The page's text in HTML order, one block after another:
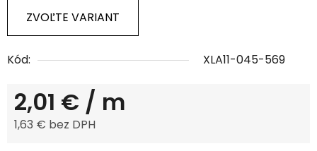
ZVOĽTE VARIANT
Kód: XLA11-045-569
2,01 € / m
1,63 € bez DPH